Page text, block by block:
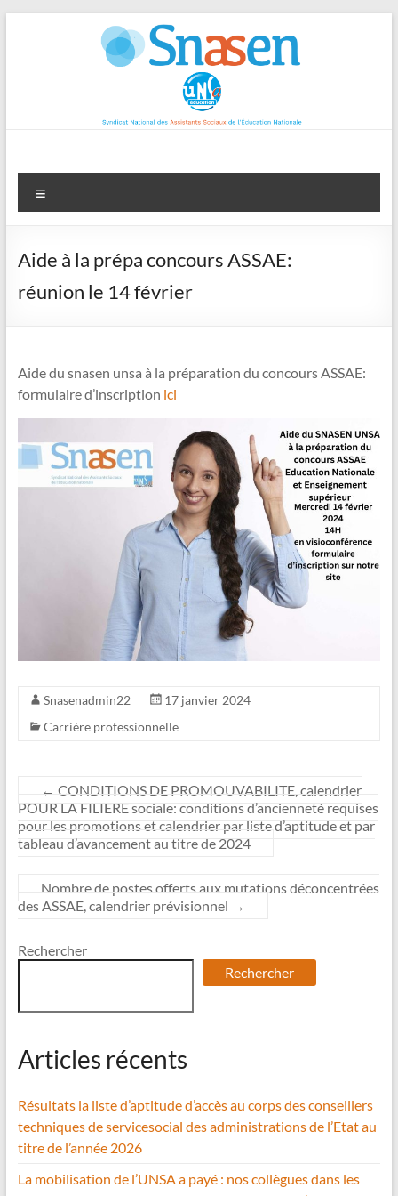
Aide à la prépa concours ASSAE:
réunion le 14 février
Aide du snasen unsa à la préparation du concours ASSAE:
formulaire d’inscription ici
Snasenadmin22
17 janvier 2024
Carrière professionnelle
← CONDITIONS DE PROMOUVABILITE, calendrier
POUR LA FILIERE sociale: conditions d’ancienneté requises
pour les promotions et calendrier par liste d’aptitude et par
tableau d’avancement au titre de 2024
Nombre de postes offerts aux mutations déconcentrées
des ASSAE, calendrier prévisionnel →
Rechercher
Rechercher
Articles récents
Résultats la liste d’aptitude d’accès au corps des conseillers
techniques de servicesocial des administrations de l’Etat au
titre de l’année 2026
La mobilisation de l’UNSA a payé : nos collègues dans les